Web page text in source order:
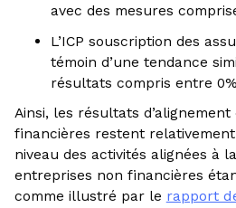
avec des mesures
L’ICP souscription des
témoin d’une tendance
résultats compris entre
Ainsi, les résultats
financières restent
niveau des activités alignées à
entreprises non financières
comme illustré par le rapport